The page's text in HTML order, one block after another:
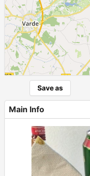
Save as
Main Info